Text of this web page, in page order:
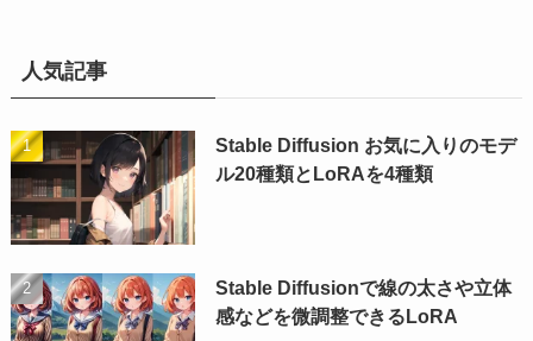
人気記事
Stable Diffusion お気に入りのモデ
ル20種類とLoRAを4種類
Stable Diffusionで線の太さや立体
感などを微調整できるLoRA